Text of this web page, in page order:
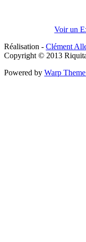
Voir un
Réalisation - Clément
Copyright © 2013
Powered by Warp